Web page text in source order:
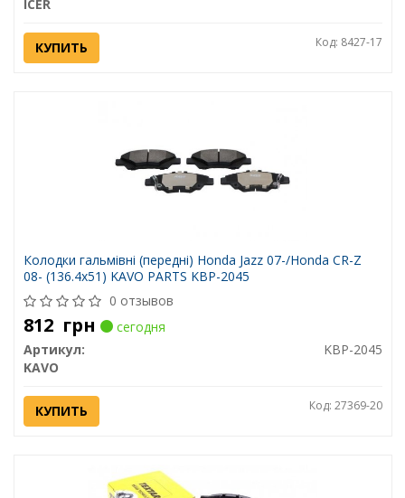
ICER
КУПИТЬ Код: 8427-17
Колодки гальмівні (передні) Honda Jazz 07-/Honda CR-Z
08- (136.4x51) KAVO PARTS KBP-2045
0 отзывов
812 грн
сегодня
Артикул:
KBP-2045
KAVO
КУПИТЬ Код: 27369-20